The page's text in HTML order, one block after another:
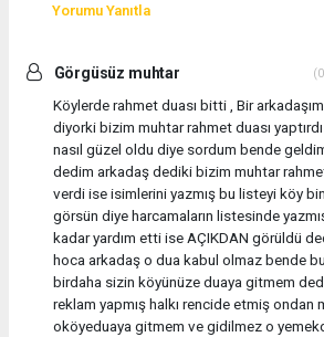
Yorumu Yanıtla
Görgüsüz muhtar
Köylerde rahmet duası bitti , Bir
diyorki bizim muhtar rahmet duası
nasıl güzel oldu diye sordum bende
dedim arkadaş dediki bizim muhtar
verdi ise isimlerini yazmış bu listeyi köy
görsün diye harcamaların listesinde
kadar yardım etti ise AÇIKDAN görüldü
hoca arkadaş o dua kabul olmaz bende
birdaha sizin köyünüze duaya gitmem
reklam yapmış halkı rencide etmiş ondan
oköyeduaya gitmem ve gidilmez o